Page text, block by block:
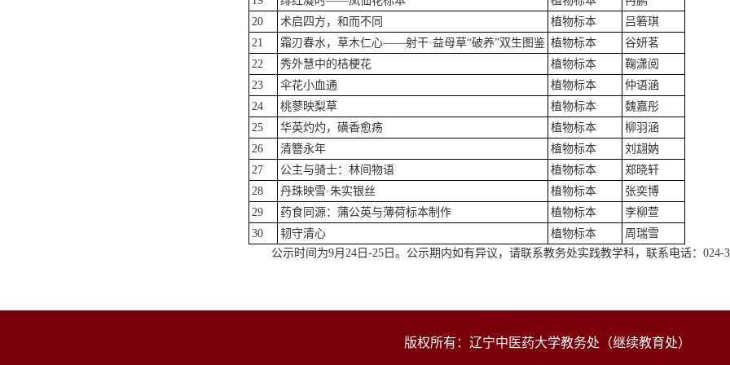
20
术启四方，和而不同 植物标本
吕箬琪
21
霜刃春水，草木仁心——射干·益母草“破养”双生图鉴 植物标本
谷妍茗
22
秀外慧中的桔梗花 植物标本
鞠潇阅
23
伞花小血通 植物标本
仲语涵
24
桃蓼映梨草 植物标本
魏嘉彤
25
华英灼灼，磺香愈疡 植物标本
柳羽涵
26
清簪永年 植物标本
刘翃妠
27
公主与骑士：林间物语 植物标本
郑晓轩
28
丹珠映雪·朱实银丝 植物标本
张奕博
29
药食同源：蒲公英与薄荷标本制作 植物标本
李柳萱
30
韧守清心 植物标本
周瑞雪
公示时间为9月24日-25日。公示期内如有异议，请联系教务处实践教学科，联系电话：024-
版权所有：辽宁中医药大学教务处（继续教育处）